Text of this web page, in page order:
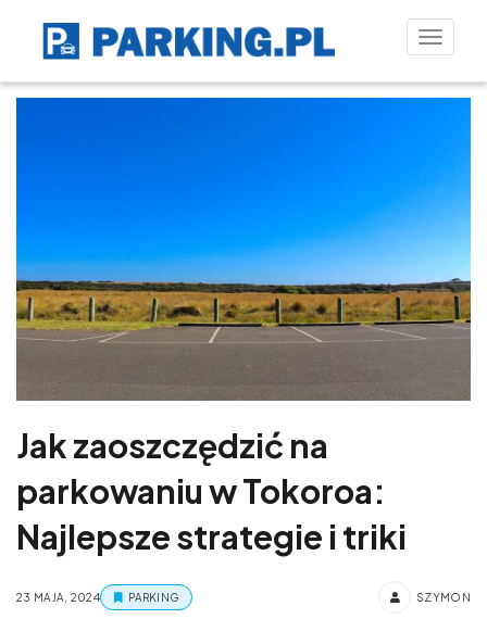
Toggle
Jak zaoszczędzić na
parkowaniu w Tokoroa:
Najlepsze strategie i triki
23 MAJA, 2024 PARKING SZYMON